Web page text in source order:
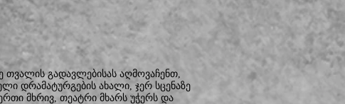
თვალის გადავლებისას აღმოვაჩენთ,
დრამატურგების ახალი, ჯერ სცენაზე
მხრივ, თეატრი მხარს უჭერს და